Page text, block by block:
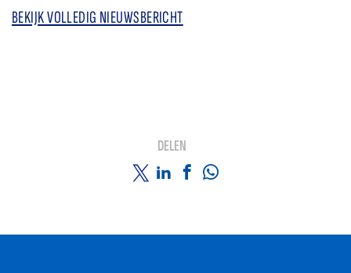
BEKIJK VOLLEDIG NIEUWSBERICHT
DELEN